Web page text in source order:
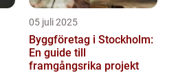
05 juli 2025
Byggföretag i Stockholm:
En guide till
framgångsrika projekt